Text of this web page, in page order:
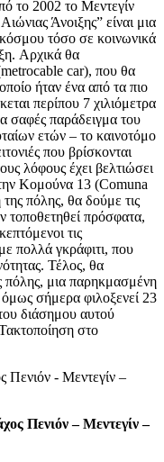
το 2002 το Μεντεγίν
Άνοιξης” είναι μια
κόσμου τόσο σε κοινωνικά
Αρχικά θα
car), που θα
ήταν ένα από τα πιο
περίπου 7 χιλιόμετρα
σαφές παράδειγμα του
ετών – το καινοτόμο
που βρίσκονται
λόφους έχει βελτιώσει
Κομούνα 13 (Comuna
πόλης, θα δούμε τις
τοποθετηθεί πρόσφατα,
τις
πολλά γκράφιτι, που
Τέλος, θα
πόλης, μια παρηκμασμένη
σήμερα φιλοξενεί 23
διάσημου αυτού
στο
Πενιόν - Μεντεγίν –
Πενιόν – Μεντεγίν –